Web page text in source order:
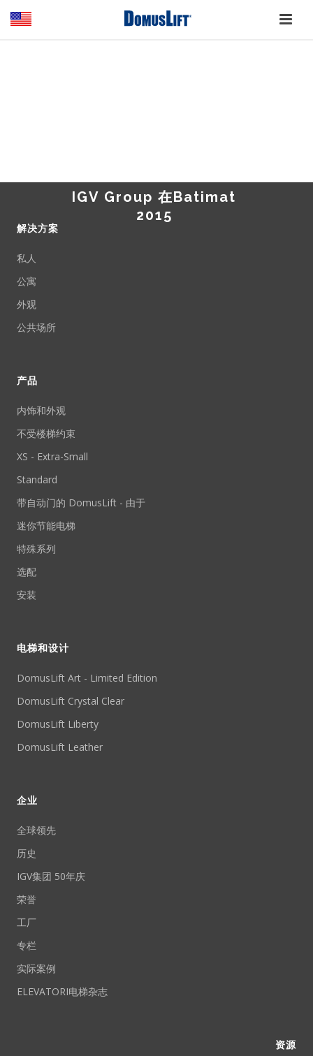
IGV Group 在Batimat
2015
解决方案
私人
公寓
外观
公共场所
产品
内饰和外观
不受楼梯约束
XS - Extra-Small
Standard
带自动门的 DomusLift - 由于
迷你节能电梯
特殊系列
选配
安装
电梯和设计
DomusLift Art - Limited Edition
DomusLift Crystal Clear
DomusLift Liberty
DomusLift Leather
企业
全球领先
历史
IGV集团 50年庆
荣誉
工厂
专栏
实际案例
ELEVATORI电梯杂志
资源